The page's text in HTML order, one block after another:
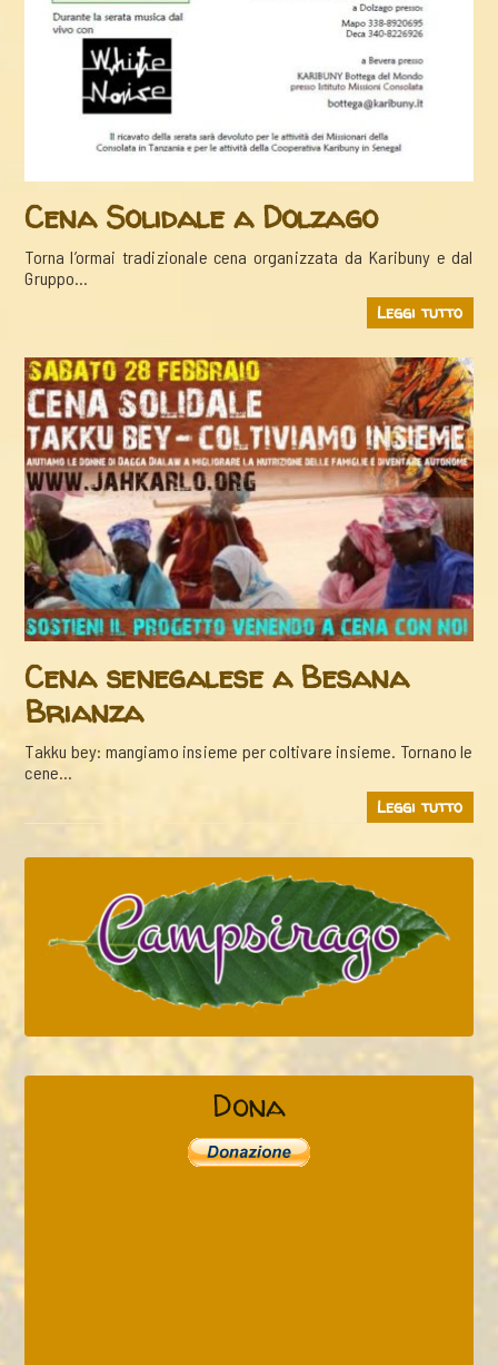
Cena Solidale a Dolzago
Torna l’ormai tradizionale cena organizzata da Karibuny e dal
Gruppo…
Leggi tutto
Cena senegalese a Besana
Brianza
Takku bey: mangiamo insieme per coltivare insieme. Tornano le
cene…
Leggi tutto
Dona